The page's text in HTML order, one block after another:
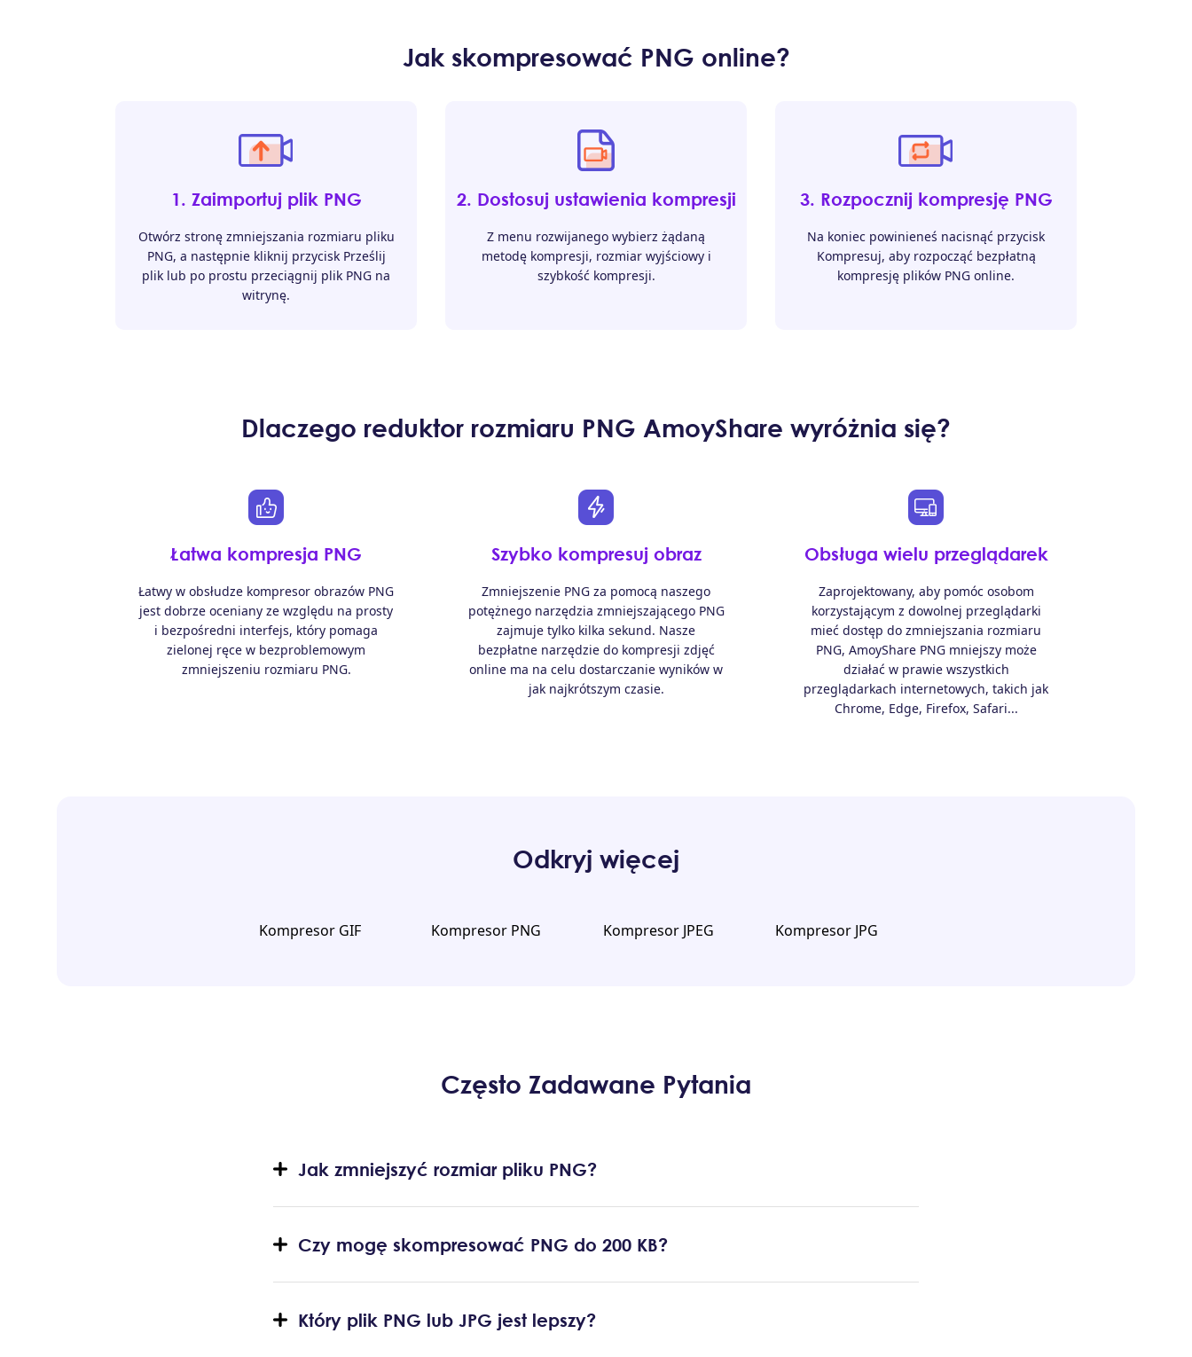
Jak skompresować PNG online?
1. Zaimportuj plik PNG
Otwórz stronę zmniejszania rozmiaru pliku
PNG, a następnie kliknij przycisk Prześlij
plik lub po prostu przeciągnij plik PNG na
witrynę.
2. Dostosuj ustawienia kompresji
Z menu rozwijanego wybierz żądaną
metodę kompresji, rozmiar wyjściowy i
szybkość kompresji.
3. Rozpocznij kompresję PNG
Na koniec powinieneś nacisnąć przycisk
Kompresuj, aby rozpocząć bezpłatną
kompresję plików PNG online.
Dlaczego reduktor rozmiaru PNG AmoyShare wyróżnia się?
Łatwa kompresja PNG
Łatwy w obsłudze kompresor obrazów PNG
jest dobrze oceniany ze względu na prosty
i bezpośredni interfejs, który pomaga
zielonej ręce w bezproblemowym
zmniejszeniu rozmiaru PNG.
Szybko kompresuj obraz
Zmniejszenie PNG za pomocą naszego
potężnego narzędzia zmniejszającego PNG
zajmuje tylko kilka sekund. Nasze
bezpłatne narzędzie do kompresji zdjęć
online ma na celu dostarczanie wyników w
jak najkrótszym czasie.
Obsługa wielu przeglądarek
Zaprojektowany, aby pomóc osobom
korzystającym z dowolnej przeglądarki
mieć dostęp do zmniejszania rozmiaru
PNG, AmoyShare PNG mniejszy może
działać w prawie wszystkich
przeglądarkach internetowych, takich jak
Chrome, Edge, Firefox, Safari...
Odkryj więcej
Kompresor GIF Kompresor PNG Kompresor JPEG Kompresor JPG
Często Zadawane Pytania
Jak zmniejszyć rozmiar pliku PNG?
Czy mogę skompresować PNG do 200 KB?
Który plik PNG lub JPG jest lepszy?